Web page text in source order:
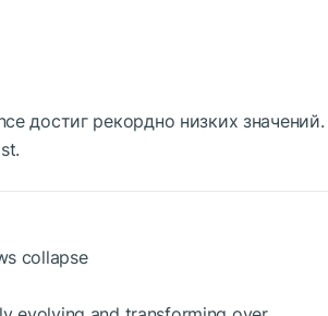
достиг рекордно низких значений.
collapse